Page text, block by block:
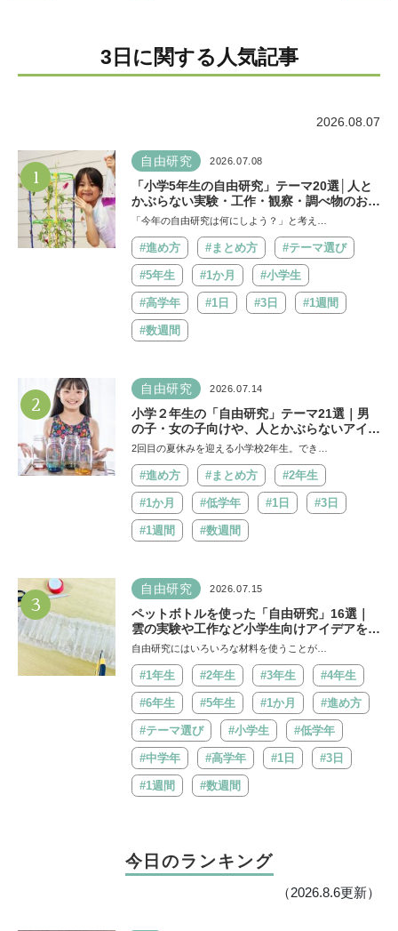
3日に関する人気記事
2026.08.07
1 自由研究 2026.07.08
「小学5年生の自由研究」テーマ20選│人と
かぶらない実験・工作・観察・調べ物のおす
すめ
「今年の自由研究は何にしよう？」と考え…
#進め方 #まとめ方 #テーマ選び
#5年生 #1か月 #小学生
#高学年 #1日 #3日 #1週間
#数週間
2 自由研究 2026.07.14
小学２年生の「自由研究」テーマ21選｜男
の子・女の子向けや、人とかぶらないアイデ
アも紹介
2回目の夏休みを迎える小学校2年生。でき…
#進め方 #まとめ方 #2年生
#1か月 #低学年 #1日 #3日
#1週間 #数週間
3 自由研究 2026.07.15
ペットボトルを使った「自由研究」16選｜
雲の実験や工作など小学生向けアイデアを紹
介
自由研究にはいろいろな材料を使うことが…
#1年生 #2年生 #3年生 #4年生
#6年生 #5年生 #1か月 #進め方
#テーマ選び #小学生 #低学年
#中学年 #高学年 #1日 #3日
#1週間 #数週間
今日のランキング
（2026.8.6更新）